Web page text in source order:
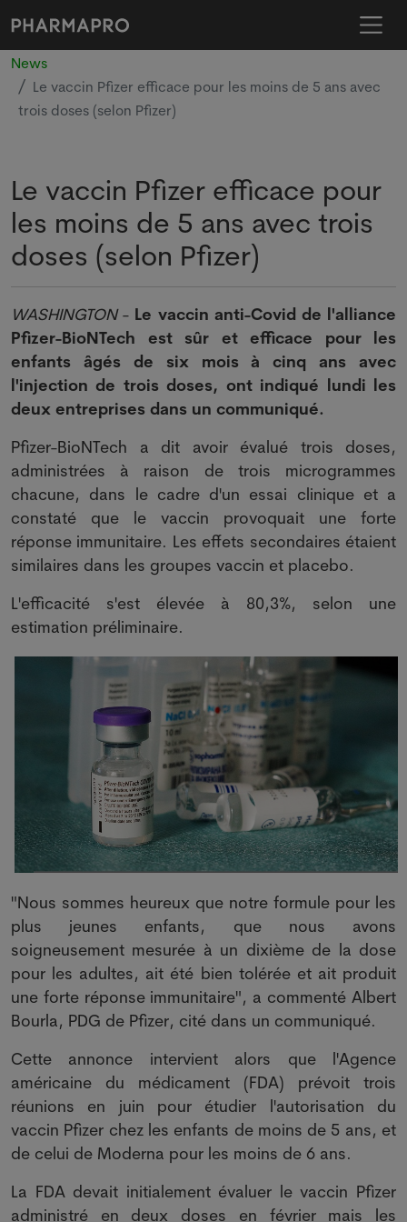
News
Le vaccin Pfizer efficace pour les moins de 5 ans avec
trois doses (selon Pfizer)
Le vaccin Pfizer efficace pour
les moins de 5 ans avec trois
doses (selon Pfizer)
WASHINGTON- Le vaccin anti-Covid de l'alliance
Pfizer-BioNTech est sûr et efficace pour les
enfants âgés de six mois à cinq ans avec
l'injection de trois doses, ont indiqué lundi les
deux entreprises dans un communiqué.
Pfizer-BioNTech a dit avoir évalué trois doses,
administrées à raison de trois microgrammes
chacune, dans le cadre d'un essai clinique et a
constaté que le vaccin provoquait une forte
réponse immunitaire. Les effets secondaires étaient
similaires dans les groupes vaccin et placebo.
L'efficacité s'est élevée à 80,3%, selon une
estimation préliminaire.
"Nous sommes heureux que notre formule pour les
plus jeunes enfants, que nous avons
soigneusement mesurée à un dixième de la dose
pour les adultes, ait été bien tolérée et ait produit
une forte réponse immunitaire", a commenté Albert
Bourla, PDG de Pfizer, cité dans un communiqué.
Cette annonce intervient alors que l'Agence
américaine du médicament (FDA) prévoit trois
réunions en juin pour étudier l'autorisation du
vaccin Pfizer chez les enfants de moins de 5 ans, et
de celui de Moderna pour les moins de 6 ans.
La FDA devait initialement évaluer le vaccin Pfizer
administré en deux doses en février mais les